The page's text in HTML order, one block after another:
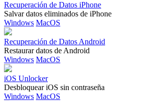
Recuperación de Datos iPhone
Salvar datos eliminados de iPhone
Windows MacOS
Recuperación de Datos Android
Restaurar datos de Android
Windows MacOS
iOS Unlocker
Desbloquear iOS sin contraseña
Windows MacOS